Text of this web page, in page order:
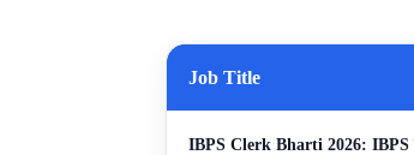
Job Title
IBPS Clerk Bharti 2026: IBPS